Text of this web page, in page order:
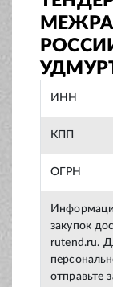
ИНН
КПП
ОГРН
закупок
rutend.ru.
отправьте